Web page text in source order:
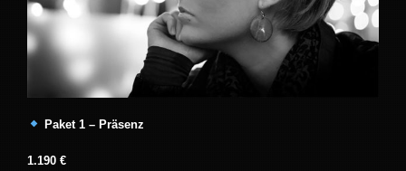
Paket 1 – Präsenz
1.190 €